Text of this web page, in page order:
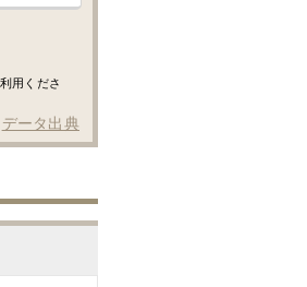
用くださ
データ出典